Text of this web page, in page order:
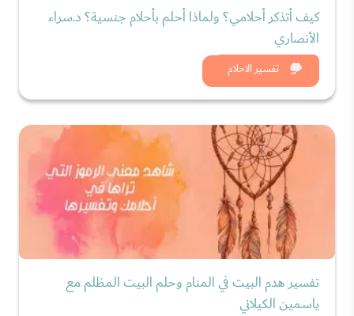
تفسير الاحلام
كيف أتذكر أحلامي؟ ولماذا أحلم بأحلام جنسية؟ د.سراء
الأنصاري
شاهد الان
تفسير هدم البيت في المنام وحلم البيت المظلم مع
ياسمين الكيلاني